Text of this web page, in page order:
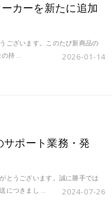
カーを新たに追加
2026-01-14
ございます。このたび新商品の
の持 …
サポート業務・発
2024-07-26
とうございます。誠に勝手では
につきまし …